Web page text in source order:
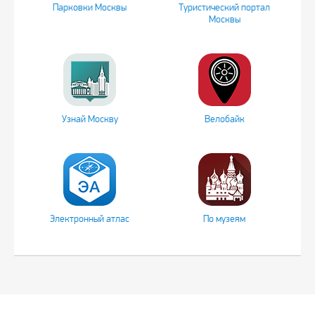
Парковки Москвы
Туристический портал
Москвы
Узнай Москву Велобайк
Электронный атлас По музеям